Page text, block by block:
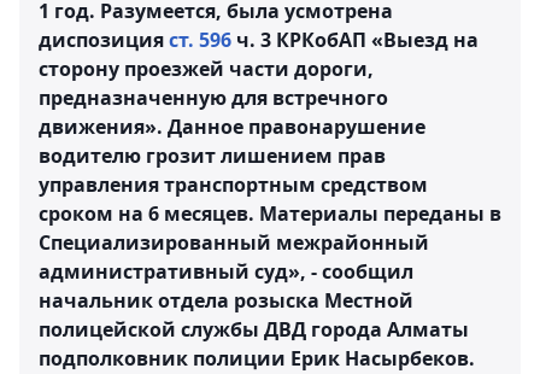
1 год. Разумеется, была усмотрена
диспозицияст. 596 ч. 3 КРКобАП «Выезд на
сторону проезжей части дороги,
предназначенную для встречного
движения». Данное правонарушение
водителю грозит лишением прав
управления транспортным средством
сроком на 6 месяцев. Материалы переданы в
Специализированный межрайонный
административный суд», - сообщил
начальник отдела розыска Местной
полицейской службы ДВД города Алматы
подполковник полиции Ерик Насырбеков.